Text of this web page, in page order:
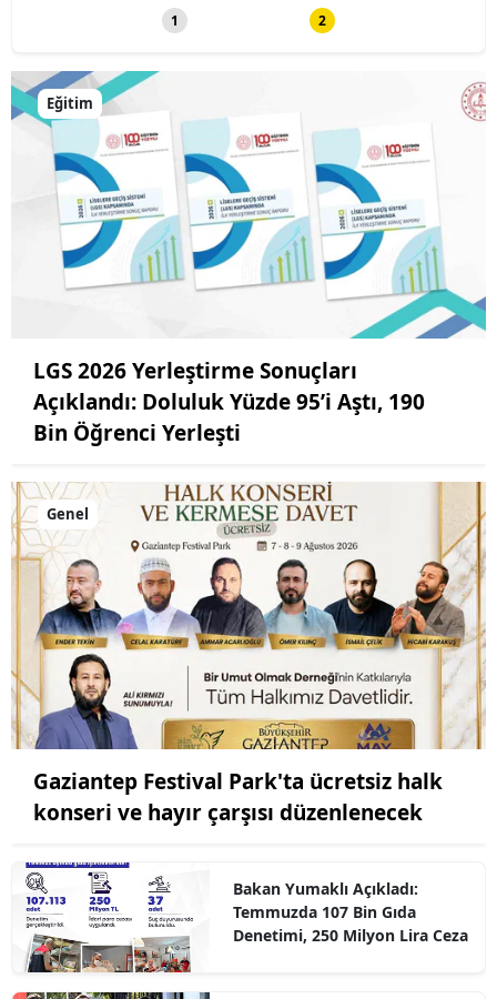
1 2
Eğitim
LGS 2026 Yerleştirme Sonuçları
Açıklandı: Doluluk Yüzde 95’i Aştı, 190
Bin Öğrenci Yerleşti
Genel
Gaziantep Festival Park'ta ücretsiz halk
konseri ve hayır çarşısı düzenlenecek
Bakan Yumaklı Açıkladı:
Temmuzda 107 Bin Gıda
Denetimi, 250 Milyon Lira Ceza